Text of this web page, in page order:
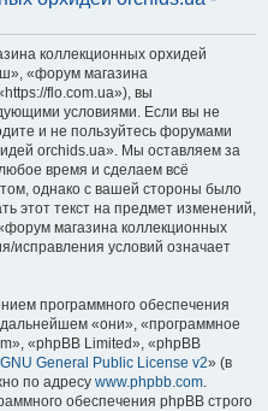
коллекционных орхидей
«форум магазина
flo.com.ua»), вы
условиями. Если вы не
и не пользуйтесь форумами
orchids.ua». Мы оставляем за
время и сделаем всё
однако с вашей стороны было
этот текст на предмет изменений,
магазина коллекционных
исправления условий означает
программного обеспечения
«они», «программное
«phpBB Limited», «phpBB
GNU General Public License v2» (в
по адресу www.phpbb.com.
обеспечения phpBB строго